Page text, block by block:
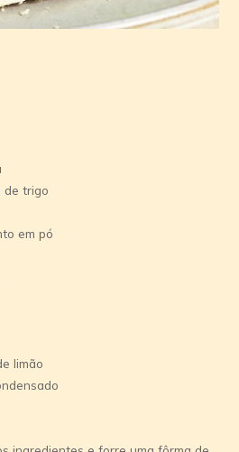
de trigo
em pó
limão